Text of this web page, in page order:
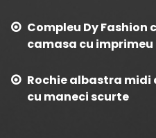
Compleu Dy Fashion
camasa cu imprimeu
Rochie albastra midi
cu maneci scurte